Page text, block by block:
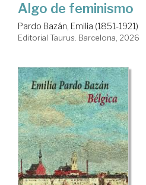
Algo de feminismo
Pardo Bazán, Emilia (1851-1921)
Editorial Taurus. Barcelona, 2026